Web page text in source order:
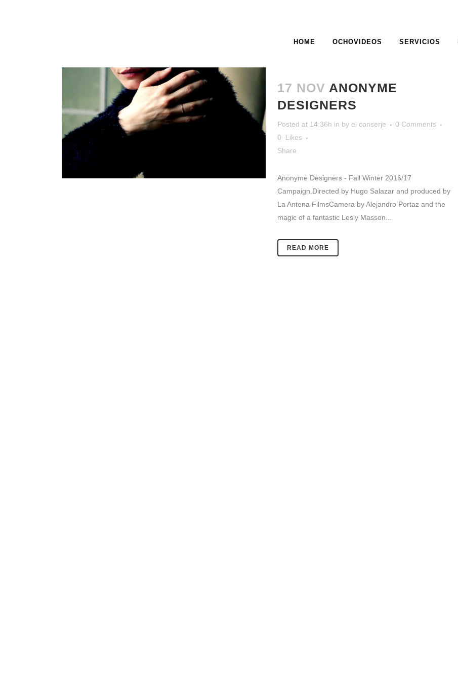
HOME OCHOVIDEOS SERVICIOS
ARCHIVE
17 NOV ANONYME
DESIGNERS
Posted at 14:36h in by el conserje
0 Comments
0
Likes
Share
Anonyme Designers - Fall Winter 2016/17
Campaign.Directed by Hugo Salazar and produced by
La Antena FilmsCamera by Alejandro Portaz and the
magic of a fantastic Lesly Masson...
READ MORE